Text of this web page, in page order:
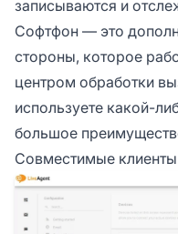
записываются и
Софтфон — это
стороны, которое
центром обработки
используете какой-
большое
Совместимые